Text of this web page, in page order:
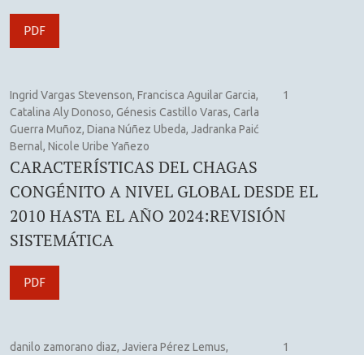
PDF
Ingrid Vargas Stevenson, Francisca Aguilar Garcia,
Catalina Aly Donoso, Génesis Castillo Varas, Carla
Guerra Muñoz, Diana Núñez Ubeda, Jadranka Paić
Bernal, Nicole Uribe Yañezo
1
CARACTERÍSTICAS DEL CHAGAS
CONGÉNITO A NIVEL GLOBAL DESDE EL
2010 HASTA EL AÑO 2024:REVISIÓN
SISTEMÁTICA
PDF
danilo zamorano diaz, Javiera Pérez Lemus,
1